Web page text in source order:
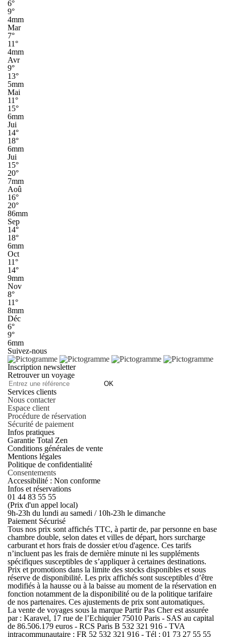
6°
9°
4mm
Mar
7°
11°
4mm
Avr
9°
13°
5mm
Mai
11°
15°
6mm
Jui
14°
18°
6mm
Jui
15°
20°
7mm
Aoû
16°
20°
86mm
Sep
14°
18°
6mm
Oct
11°
14°
9mm
Nov
8°
11°
8mm
Déc
6°
9°
6mm
Suivez-nous
Inscription newsletter
Retrouver un voyage
OK
Services clients
Nous contacter
Espace client
Procédure de réservation
Sécurité de paiement
Infos pratiques
Garantie Total Zen
Conditions générales de vente
Mentions légales
Politique de confidentialité
Consentements
Accessibilité : Non conforme
Infos et réservations
01 44 83 55 55
(Prix d'un appel local)
9h-23h du lundi au samedi / 10h-23h le dimanche
Paiement Sécurisé
Tous nos prix sont affichés TTC, à partir de, par personne en base
chambre double, selon dates et villes de départ, hors surcharge
carburant et hors frais de dossier et/ou d'agence. Ces tarifs
n’incluent pas les frais de dernière minute ni les suppléments
spécifiques susceptibles de s’appliquer à certaines destinations.
Prix et promotions dans la limite des stocks disponibles et sous
réserve de disponibilité. Les prix affichés sont susceptibles d’être
modifiés à la hausse ou à la baisse au moment de la réservation en
fonction notamment de la disponibilité ou de la politique tarifaire
de nos partenaires. Ces ajustements de prix sont automatiques.
La vente de voyages sous la marque Partir Pas Cher est assurée
par : Karavel, 17 rue de l’Echiquier 75010 Paris - SAS au capital
de 86.506.179 euros - RCS Paris B 532 321 916 - TVA
intracommunautaire : FR 52 532 321 916 - Tél : 01 73 27 55 55